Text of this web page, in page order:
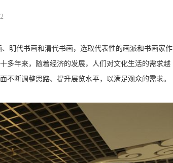
明代书画和清代书画，选取代表性的画派和书画家作
多年来，随着经济的发展，人们对文化生活的需求越
断调整思路、提升展览水平，以满足观众的需求。